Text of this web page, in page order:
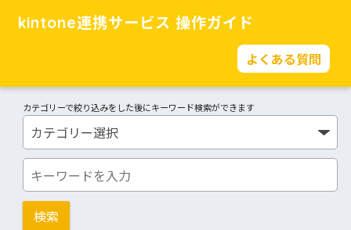
kintone連携サービス 操作ガイド
よくある質問
カテゴリーで絞り込みをした後にキーワード検索ができます